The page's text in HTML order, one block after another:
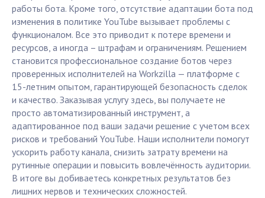
работы бота. Кроме того, отсутствие адаптации бота под
изменения в политике YouTube вызывает проблемы с
функционалом. Все это приводит к потере времени и
ресурсов, а иногда – штрафам и ограничениям. Решением
становится профессиональное создание ботов через
проверенных исполнителей на Workzilla — платформе с
15-летним опытом, гарантирующей безопасность сделок
и качество. Заказывая услугу здесь, вы получаете не
просто автоматизированный инструмент, а
адаптированное под ваши задачи решение с учетом всех
рисков и требований YouTube. Наши исполнители помогут
ускорить работу канала, снизить затрату времени на
рутинные операции и повысить вовлечённость аудитории.
В итоге вы добиваетесь конкретных результатов без
лишних нервов и технических сложностей.